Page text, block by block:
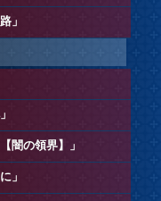
」
闇の領界】」
」